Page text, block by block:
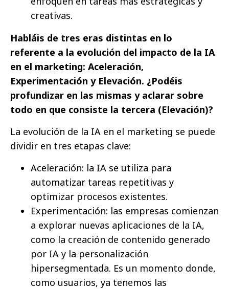
creativas.
Habláis de tres eras distintas en lo
referente a la evolución del impacto de la IA
en el marketing: Aceleración,
Experimentación y Elevación. ¿Podéis
profundizar en las mismas y aclarar sobre
todo en que consiste la tercera (Elevación)?
La evolución de la IA en el marketing se puede
dividir en tres etapas clave:
Aceleración: la IA se utiliza para
automatizar tareas repetitivas y
optimizar procesos existentes.
Experimentación: las empresas comienzan
a explorar nuevas aplicaciones de la IA,
como la creación de contenido generado
por IA y la personalización
hipersegmentada. Es un momento donde,
como usuarios, ya tenemos las